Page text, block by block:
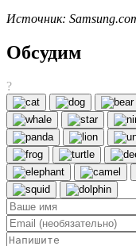
Источник:
Обсудим
?